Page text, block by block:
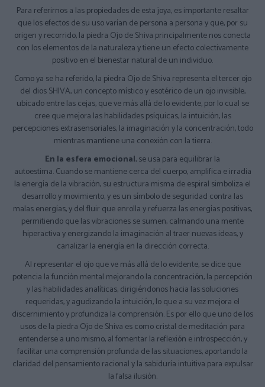
Para referirnos a las propiedades de esta joya, es importante resaltar
que los efectos de su uso varían de persona a persona y que, por su
origen y recorrido, la piedra Ojo de Shiva principalmente nos conecta
con los elementos de la naturaleza y tiene un efecto colectivamente
positivo en el bienestar natural de un individuo.
Como ya se ha referido, la piedra Ojo de Shiva representa el tercer ojo
del dios SHIVA, un concepto místico y esotérico de un ojo invisible,
ubicado entre las cejas, que ve más allá de lo evidente, por lo cual se
cree que mejora las habilidades psíquicas, la intuición, las
percepciones extrasensoriales, la imaginación y la concentración, todo
mientras mantiene una conexión con la tierra.
En la esfera emocional, se usa para equilibrar la
autoestima. Cuando se mantiene cerca del cuerpo, amplifica e irradia
la energía de la vibración, su estructura misma de espiral simboliza el
desarrollo y movimiento, y es un símbolo de seguridad contra las
malas energías, y del fluir que enrolla y refuerza las energías positivas,
permitiendo que las vibraciones se sumen, calmando una mente
hiperactiva y energizando la imaginación al traer nuevas ideas, y
canalizar la energía en la dirección correcta.
Al representar el ojo que ve más allá de lo evidente, se dice que
potencia la función mental mejorando la concentración, la percepción
y las habilidades analíticas, dirigiéndonos hacia las soluciones
requeridas, y agudizando la intuición, lo que a su vez mejora el
discernimiento y profundiza la comprensión. Es por ello que uno de los
usos de la piedra Ojo de Shiva es como cristal de meditación para
entenderse a uno mismo, al fomentar la reflexión e introspección, y
facilitar una comprensión profunda de las situaciones, aportando la
claridad del pensamiento racional y la sabiduría intuitiva para expulsar
la falsa ilusión.